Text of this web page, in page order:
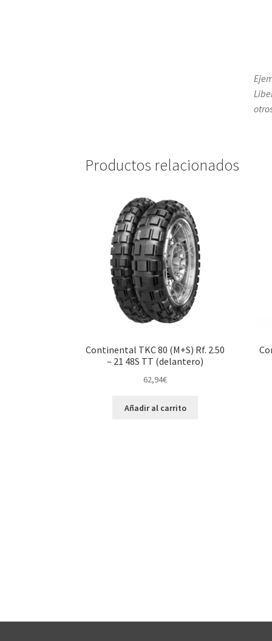
Productos relacionados
Continental TKC 80 (M+S) Rf. 2.50
– 21 48S TT (delantero)
62,94€
Añadir al carrito